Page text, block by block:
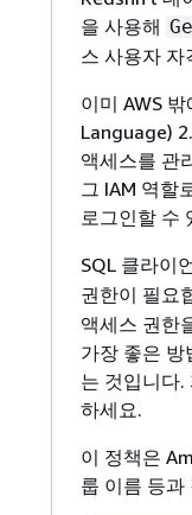
을 사용해
스 사용자 자
이미 AWS
Language)
액세스를 관
그 IAM 역할
로그인할 수
SQL 클라이
권한이 필요
액세스 권한
가장 좋은 방
는 것입니다.
하세요.
이 정책은
룹 이름 등과